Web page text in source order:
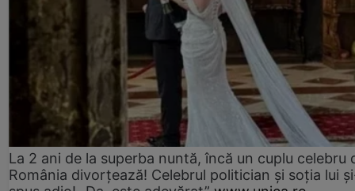
La 2 ani de la superba nuntă, încă un cuplu celebru
România divorțează! Celebrul politician și soția lui